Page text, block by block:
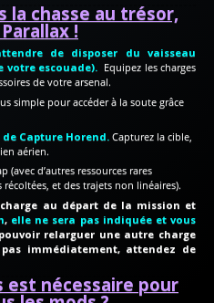
la chasse au trésor,
!
de disposer du vaisseau
votre escouade). Equipez les charges
de votre arsenal.
simple pour accéder à la soute grâce
Capture Horend. Capturez la cible,
aérien.
(avec d’autres ressources rares
et des trajets non linéaires).
au départ de la mission et
, elle ne sera pas indiquée et vous
relarguer une autre charge
immédiatement, attendez de
est nécessaire pour